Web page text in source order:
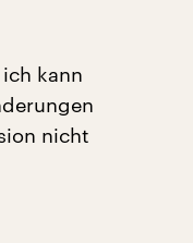
kann
nicht